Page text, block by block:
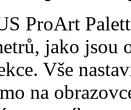
ProArt
jako jsou
Vše
na